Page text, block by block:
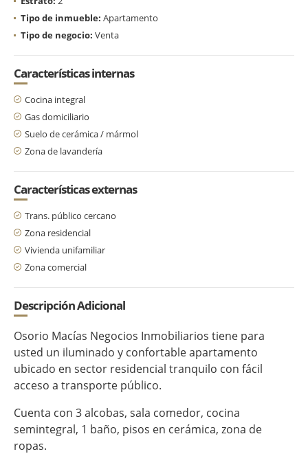
Tipo de inmueble: Apartamento
Tipo de negocio: Venta
Características internas
Cocina integral
Gas domiciliario
Suelo de cerámica / mármol
Zona de lavandería
Características externas
Trans. público cercano
Zona residencial
Vivienda unifamiliar
Zona comercial
Descripción Adicional
Osorio Macías Negocios Inmobiliarios tiene para
usted un iluminado y confortable apartamento
ubicado en sector residencial tranquilo con fácil
acceso a transporte público.
Cuenta con 3 alcobas, sala comedor, cocina
semintegral, 1 baño, pisos en cerámica, zona de
ropas.